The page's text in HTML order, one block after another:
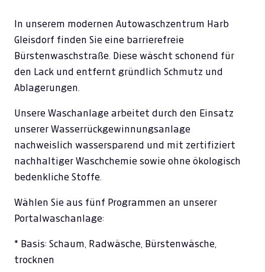
In unserem modernen Autowaschzentrum Harb
Gleisdorf finden Sie eine barrierefreie
Bürstenwaschstraße. Diese wäscht schonend für
den Lack und entfernt gründlich Schmutz und
Ablagerungen.
Unsere Waschanlage arbeitet durch den Einsatz
unserer Wasserrückgewinnungsanlage
nachweislich wassersparend und mit zertifiziert
nachhaltiger Waschchemie sowie ohne ökologisch
bedenkliche Stoffe.
Wählen Sie aus fünf Programmen an unserer
Portalwaschanlage:
* Basis: Schaum, Radwäsche, Bürstenwäsche,
trocknen